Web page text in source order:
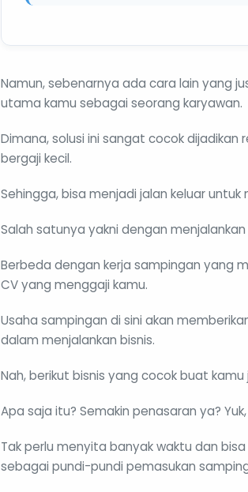
Namun, sebenarnya ada cara lain yang
utama kamu sebagai seorang karyawan.
Dimana, solusi ini sangat cocok
bergaji kecil.
Sehingga, bisa menjadi jalan keluar
Salah satunya yakni dengan
Berbeda dengan kerja sampingan yang
CV yang menggaji kamu.
Usaha sampingan di sini akan
dalam menjalankan bisnis.
Nah, berikut bisnis yang cocok buat
Apa saja itu? Semakin penasaran ya?
Tak perlu menyita banyak waktu dan
sebagai pundi-pundi pemasukan